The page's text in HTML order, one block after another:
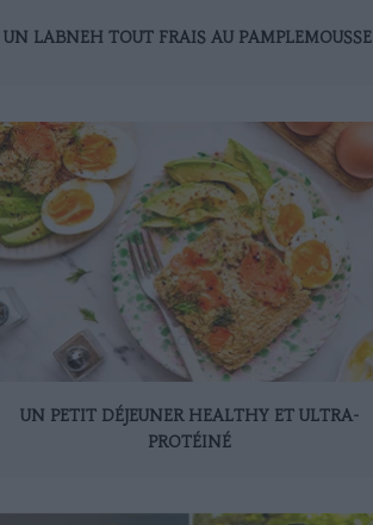
UN LABNEH TOUT FRAIS AU PAMPLEMOUSSE
UN PETIT DÉJEUNER HEALTHY ET ULTRA-
PROTÉINÉ